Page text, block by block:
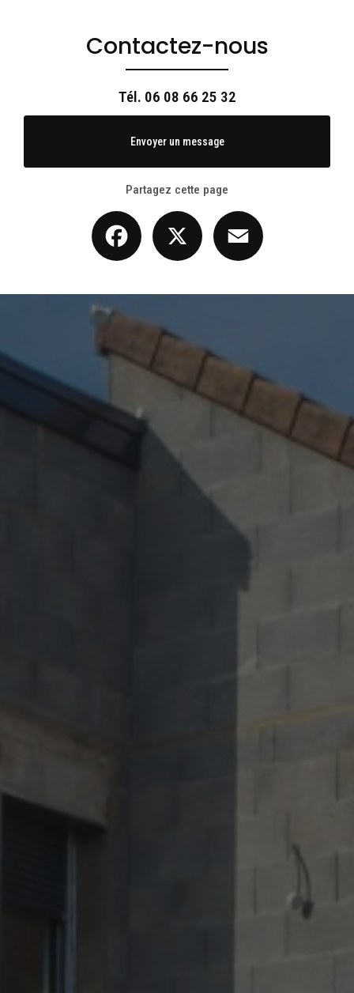
Contactez-nous
Tél. 06 08 66 25 32
Envoyer un message
Partagez cette page
Facebook